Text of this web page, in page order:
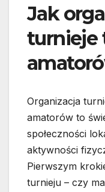
Jak
turnieje
Organizacja
amatorów to
społeczności
aktywności
Pierwszym
turnieju – czy